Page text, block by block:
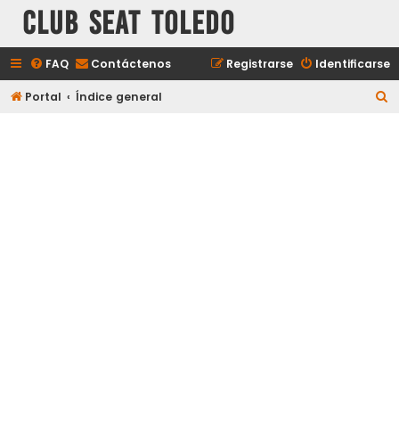
Club Seat Toledo
FAQ Contáctenos Identificarse
Registrarse
Portal Índice general